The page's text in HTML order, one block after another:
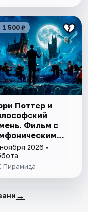
1 500 ₽
Поттер и
Фильм с
2026 •
Пирамида
→